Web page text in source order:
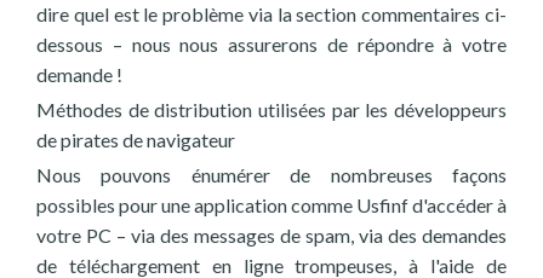
dire quel est le problème via la section commentaires ci-
dessous – nous nous assurerons de répondre à votre
demande !
Méthodes de distribution utilisées par les développeurs
de pirates de navigateur
Nous pouvons énumérer de nombreuses façons
possibles pour une application comme Usfinf d'accéder à
votre PC – via des messages de spam, via des demandes
de téléchargement en ligne trompeuses, à l'aide de